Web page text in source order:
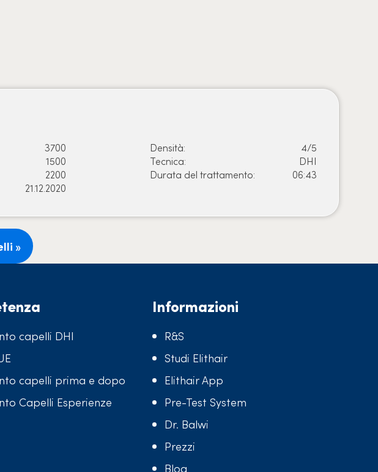
3700
1500
2200
21.12.2020
Densità:
4/5
Tecnica:
DHI
Durata del trattamento:
06:43
»
capelli DHI
capelli prima e dopo
Capelli Esperienze
Informazioni
R&S
Studi Elithair
Elithair App
Pre-Test System
Dr. Balwi
Prezzi
Blog